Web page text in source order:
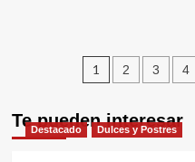
entradas
1 2 3 4
Te pueden interesar
Destacado Dulces y Postres